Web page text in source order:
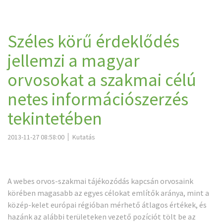
Széles körű érdeklődés
jellemzi a magyar
orvosokat a szakmai célú
netes információszerzés
tekintetében
2013-11-27 08:58:00 Kutatás
A webes orvos-szakmai tájékozódás kapcsán orvosaink
körében magasabb az egyes célokat említők aránya, mint a
közép-kelet európai régióban mérhető átlagos értékek, és
hazánk az alábbi területeken vezető pozíciót tölt be az